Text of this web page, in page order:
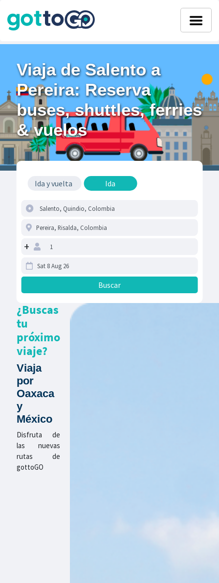
Viaja de Salento a
Pereira: Reserva
buses, shuttles, ferries
& vuelos
Ida y vuelta Ida
+
¿Buscas
tu
próximo
viaje?
Viaja
por
Oaxaca
y
México
Disfruta de
las nuevas
rutas de
gottoGO